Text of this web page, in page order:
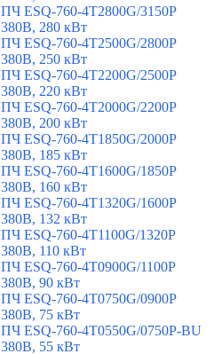
ПЧ ESQ-760-4T2800G/3150P
380В, 280 кВт
ПЧ ESQ-760-4T2500G/2800P
380В, 250 кВт
ПЧ ESQ-760-4T2200G/2500P
380В, 220 кВт
ПЧ ESQ-760-4T2000G/2200P
380В, 200 кВт
ПЧ ESQ-760-4T1850G/2000P
380В, 185 кВт
ПЧ ESQ-760-4T1600G/1850P
380В, 160 кВт
ПЧ ESQ-760-4T1320G/1600P
380В, 132 кВт
ПЧ ESQ-760-4T1100G/1320P
380В, 110 кВт
ПЧ ESQ-760-4T0900G/1100P
380В, 90 кВт
ПЧ ESQ-760-4T0750G/0900P
380В, 75 кВт
ПЧ ESQ-760-4T0550G/0750P-BU
380В, 55 кВт